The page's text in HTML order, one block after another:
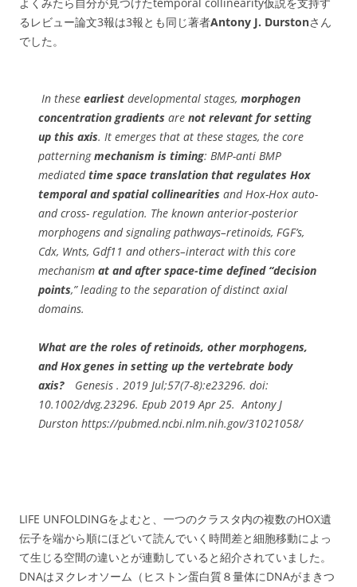
るレビュー論文3報は3報とも同じ著者Antony J. Durstonさん
でした。
In these earliest developmental stages, morphogen
concentration gradients are not relevant for setting
up this axis. It emerges that at these stages, the core
patterningmechanism is timing: BMP-anti BMP
mediatedtime space translation that regulates Hox
temporal and spatial collinearities and Hox-Hox auto-
and cross- regulation. The known anterior-posterior
morphogens and signaling pathways–retinoids, FGF’s,
Cdx, Wnts, Gdf11 and others–interact with this core
mechanism at and after space-time defined “decision
points,” leading to the separation of distinct axial
domains.
What are the roles of retinoids, other morphogens,
and Hox genes in setting up the vertebrate body
axis?Genesis . 2019 Jul;57(7-8):e23296. doi:
10.1002/dvg.23296. Epub 2019 Apr 25. Antony J
Durston https://pubmed.ncbi.nlm.nih.gov/31021058/
LIFE UNFOLDINGをよむと、一つのクラスタ内の複数のHOX遺
伝子を端から順にほどいて読んでいく時間差と細胞移動によっ
て生じる空間の違いとが連動していると紹介されていました。
DNAはヌクレオソーム（ヒストン蛋白質８量体にDNAがまきつ